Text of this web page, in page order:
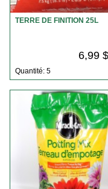
TERRE DE FINITION 25L
6,99 $
Quantité: 5